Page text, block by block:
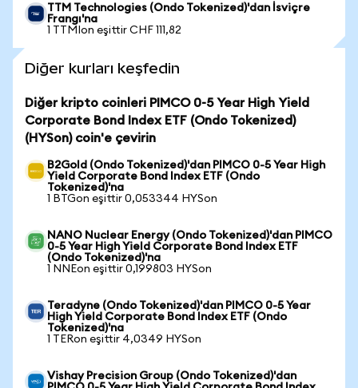
TTM Technologies (Ondo Tokenized)'dan İsviçre
Frangı'na
1 TTMIon eşittir CHF 111,82
Diğer kurları keşfedin
Diğer kripto coinleri PIMCO 0-5 Year High Yield
Corporate Bond Index ETF (Ondo Tokenized)
(HYSon) coin'e çevirin
B2Gold (Ondo Tokenized)'dan PIMCO 0-5 Year High
Yield Corporate Bond Index ETF (Ondo
Tokenized)'na
1 BTGon eşittir 0,053344 HYSon
NANO Nuclear Energy (Ondo Tokenized)'dan PIMCO
0-5 Year High Yield Corporate Bond Index ETF
(Ondo Tokenized)'na
1 NNEon eşittir 0,199803 HYSon
Teradyne (Ondo Tokenized)'dan PIMCO 0-5 Year
High Yield Corporate Bond Index ETF (Ondo
Tokenized)'na
1 TERon eşittir 4,0349 HYSon
Vishay Precision Group (Ondo Tokenized)'dan